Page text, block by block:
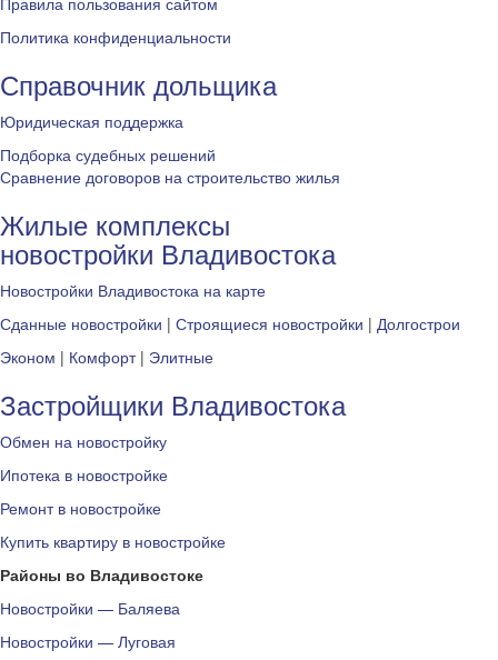
Политика конфиденциальности
Справочник дольщика
Юридическая поддержка
Подборка судебных решений
Сравнение договоров на строительство жилья
Жилые комплексы
новостройки Владивостока
Новостройки Владивостока на карте
Сданные новостройки | Строящиеся новостройки | Долгострои
Эконом | Комфорт| Элитные
Застройщики Владивостока
Обмен на новостройку
Ипотека в новостройке
Ремонт в новостройке
Купить квартиру в новостройке
Районы во Владивостоке
Новостройки — Баляева
Новостройки — Луговая